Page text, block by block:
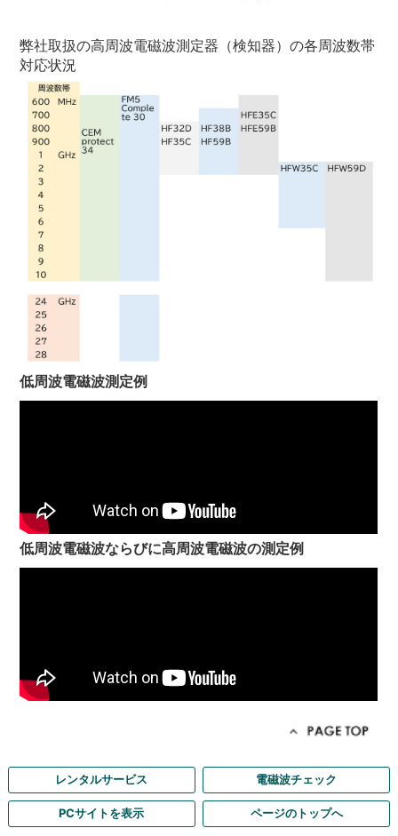
弊社取扱の高周波電磁波測定器（検知器）の各周波数帯
対応状況
低周波電磁波測定例
低周波電磁波ならびに高周波電磁波の測定例
レンタルサービス 電磁波チェック
PCサイトを表示 ページのトップへ